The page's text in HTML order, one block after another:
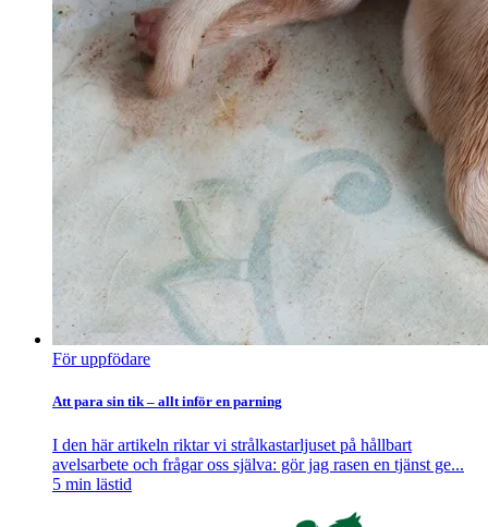
För uppfödare
Att para sin tik – allt inför en parning
I den här artikeln riktar vi strålkastarljuset på hållbart
avelsarbete och frågar oss själva: gör jag rasen en tjänst ge...
5 min lästid